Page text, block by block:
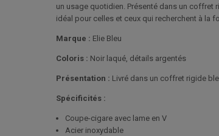
un usage quotidien. Présenté dans un coffret
idéal pour celles et ceux qui recherchent à la
Marque : Elie Bleu
Coloris : Noir laqué, détails argentés
Présentation : Livré dans un coffret rigide
Spécificités :
Coupe-cigare avec lame en V
Acier inoxydable